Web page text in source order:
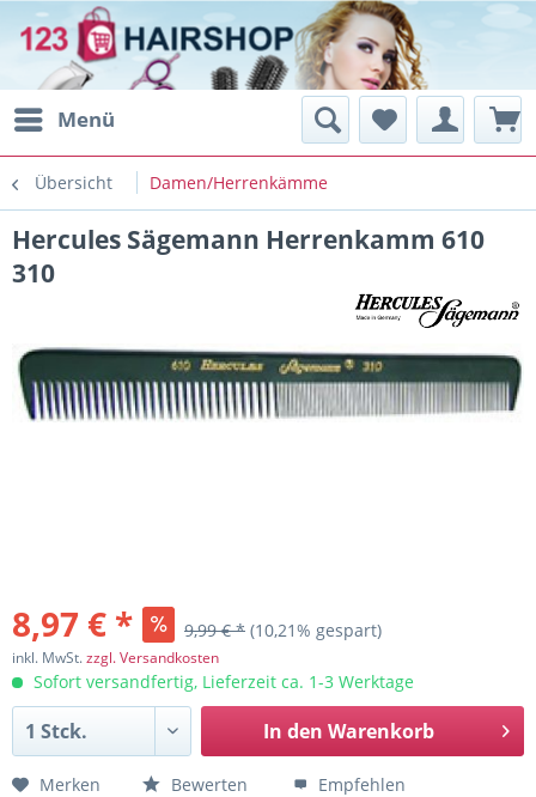
Menü
Übersicht Damen/Herrenkämme
Hercules Sägemann Herrenkamm 610
310
8,97 € * 9,99 € * (10,21% gespart)
inkl. MwSt.zzgl. Versandkosten
Sofort versandfertig, Lieferzeit ca. 1-3 Werktage
In den Warenkorb
Merken Bewerten Empfehlen